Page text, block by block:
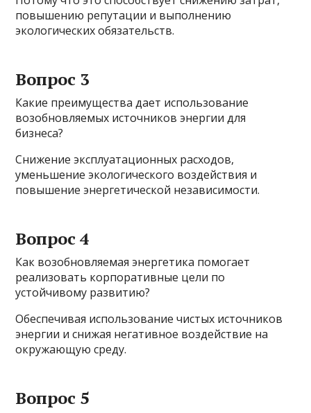
повышению репутации и выполнению
экологических обязательств.
Вопрос 3
Какие преимущества дает использование
возобновляемых источников энергии для
бизнеса?
Снижение эксплуатационных расходов,
уменьшение экологического воздействия и
повышение энергетической независимости.
Вопрос 4
Как возобновляемая энергетика помогает
реализовать корпоративные цели по
устойчивому развитию?
Обеспечивая использование чистых источников
энергии и снижая негативное воздействие на
окружающую среду.
Вопрос 5